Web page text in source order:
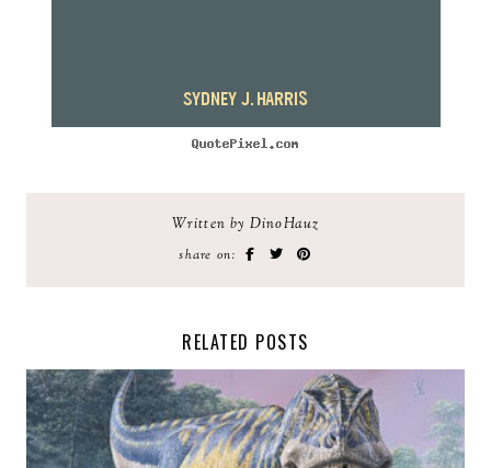
Written by DinoHauz
share on:
RELATED POSTS